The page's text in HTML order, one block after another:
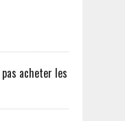
pas acheter les